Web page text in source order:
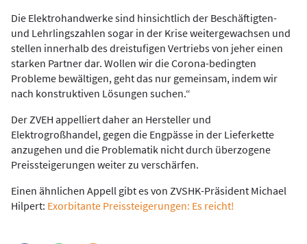
Die Elektrohandwerke sind hinsichtlich der Beschäftigten-
und Lehrlingszahlen sogar in der Krise weitergewachsen und
stellen innerhalb des dreistufigen Vertriebs von jeher einen
starken Partner dar. Wollen wir die Corona-bedingten
Probleme bewältigen, geht das nur gemeinsam, indem wir
nach konstruktiven Lösungen suchen.“
Der ZVEH appelliert daher an Hersteller und
Elektrogroßhandel, gegen die Engpässe in der Lieferkette
anzugehen und die Problematik nicht durch überzogene
Preissteigerungen weiter zu verschärfen.
Einen ähnlichen Appell gibt es von ZVSHK-Präsident Michael
Hilpert: Exorbitante Preissteigerungen: Es reicht!